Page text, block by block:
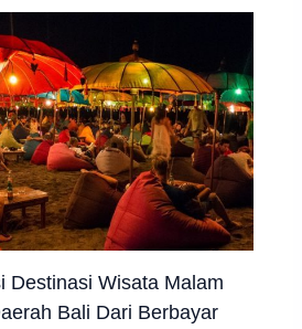
Destinasi Wisata Malam
Bali Dari Berbayar